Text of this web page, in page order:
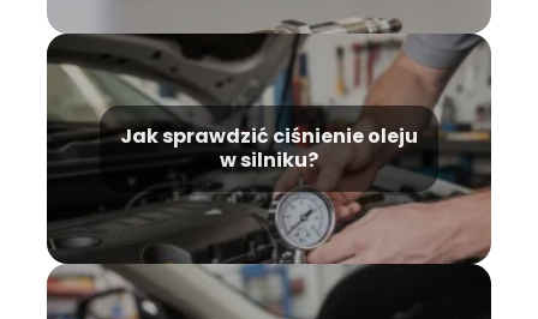
Jak sprawdzić ciśnienie oleju
w silniku?